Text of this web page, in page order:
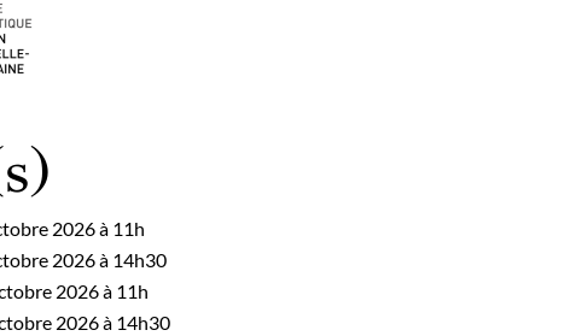
2026 à 11h
2026 à 14h30
2026 à 11h
2026 à 14h30